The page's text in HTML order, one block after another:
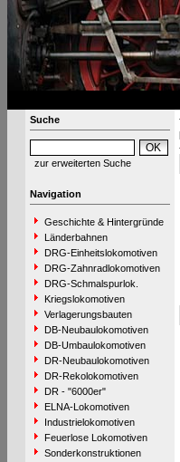
Suche
zur erweiterten Suche
Navigation
Geschichte & Hintergründe
Länderbahnen
DRG-Einheitslokomotiven
DRG-Zahnradlokomotiven
DRG-Schmalspurlok.
Kriegslokomotiven
Verlagerungsbauten
DB-Neubaulokomotiven
DB-Umbaulokomotiven
DR-Neubaulokomotiven
DR-Rekolokomotiven
DR - "6000er"
ELNA-Lokomotiven
Industrielokomotiven
Feuerlose Lokomotiven
Sonderkonstruktionen